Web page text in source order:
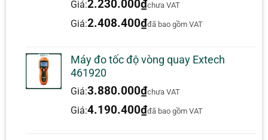
dựa trên
đánh giá
Giá:2.230.000₫chưa VAT
Giá:2.408.400₫đã bao gồm VAT
Máy đo tốc độ vòng quay Extech
461920
Giá:3.880.000₫chưa VAT
Giá:4.190.400₫đã bao gồm VAT